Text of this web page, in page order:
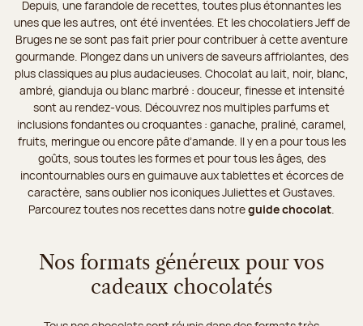
Depuis, une farandole de recettes, toutes plus étonnantes les
unes que les autres, ont été inventées. Et les chocolatiers Jeff de
Bruges ne se sont pas fait prier pour contribuer à cette aventure
gourmande. Plongez dans un univers de saveurs affriolantes, des
plus classiques au plus audacieuses. Chocolat au lait, noir, blanc,
ambré, gianduja ou blanc marbré : douceur, finesse et intensité
sont au rendez-vous. Découvrez nos multiples parfums et
inclusions fondantes ou croquantes : ganache, praliné, caramel,
fruits, meringue ou encore pâte d’amande. Il y en a pour tous les
goûts, sous toutes les formes et pour tous les âges, des
incontournables ours en guimauve aux tablettes et écorces de
caractère, sans oublier nos iconiques Juliettes et Gustaves.
Parcourez toutes nos recettes dans notreguide chocolat
Nos formats généreux pour vos
cadeaux chocolatés